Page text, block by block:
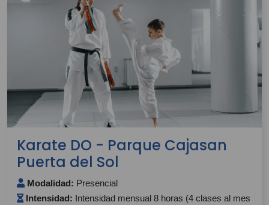
Karate DO - Parque Cajasan
Puerta del Sol
Modalidad: Presencial
Intensidad: Intensidad mensual 8 horas (4 clases al mes